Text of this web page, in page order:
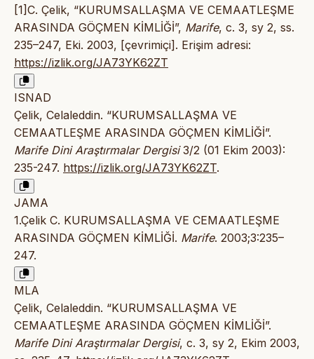
[1]C. Çelik, “KURUMSALLAŞMA VE CEMAATLEŞME
ARASINDA GÖÇMEN KİMLİĞİ”, Marife, c. 3, sy 2, ss.
235–247, Eki. 2003, [çevrimiçi]. Erişim adresi:
https://izlik.org/JA73YK62ZT
ISNAD
Çelik, Celaleddin. “KURUMSALLAŞMA VE
CEMAATLEŞME ARASINDA GÖÇMEN KİMLİĞİ”.
Marife Dini Araştırmalar Dergisi3/2 (01 Ekim 2003):
235-247. https://izlik.org/JA73YK62ZT.
JAMA
1.Çelik C. KURUMSALLAŞMA VE CEMAATLEŞME
ARASINDA GÖÇMEN KİMLİĞİ. Marife. 2003;3:235–
247.
MLA
Çelik, Celaleddin. “KURUMSALLAŞMA VE
CEMAATLEŞME ARASINDA GÖÇMEN KİMLİĞİ”.
Marife Dini Araştırmalar Dergisi, c. 3, sy 2, Ekim 2003,